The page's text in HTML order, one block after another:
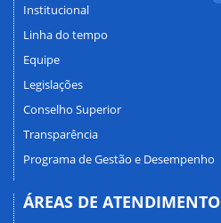
Institucional
Linha do tempo
Equipe
Legislações
Conselho Superior
Transparência
Programa de Gestão e Desempenho
ÁREAS DE ATENDIMENTO